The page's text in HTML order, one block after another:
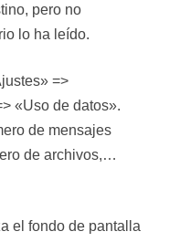
pero no
lo ha leído.
=>
«Uso de datos».
de mensajes
de archivos,…
el fondo de pantalla